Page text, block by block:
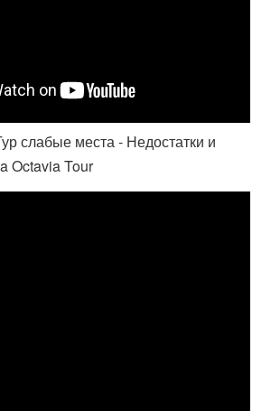
слабые места - Недостатки и
Octavia Tour